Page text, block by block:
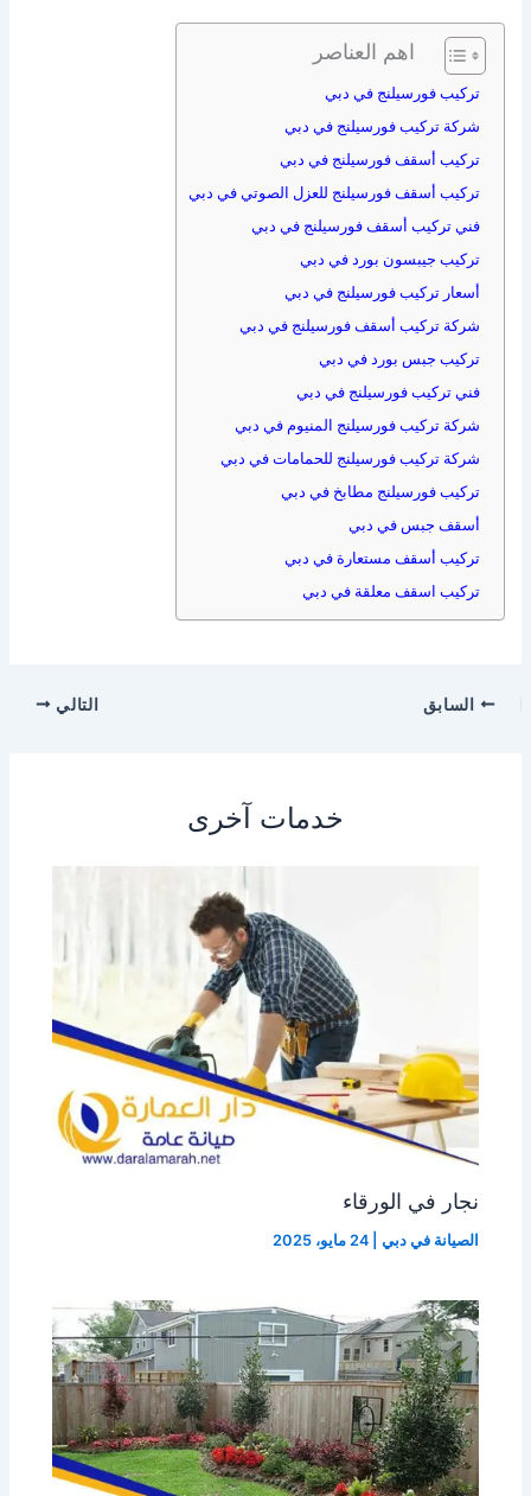
اهم العناصر
تركيب فورسيلنج في دبي
شركة تركيب فورسيلنج في دبي
تركيب أسقف فورسيلنج في دبي
تركيب أسقف فورسيلنج للعزل الصوتي في دبي
فني تركيب أسقف فورسيلنج في دبي
تركيب جيبسون بورد في دبي
أسعار تركيب فورسيلنج في دبي
شركة تركيب أسقف فورسيلنج في دبي
تركيب جبس بورد في دبي
فني تركيب فورسيلنج في دبي
شركة تركيب فورسيلنج المنيوم في دبي
شركة تركيب فورسيلنج للحمامات في دبي
تركيب فورسيلنج مطابخ في دبي
أسقف جبس في دبي
تركيب أسقف مستعارة في دبي
تركيب اسقف معلقة في دبي
السابق التالي
خدمات آخرى
نجار في الورقاء
الصيانة في دبي |24 مايو، 2025